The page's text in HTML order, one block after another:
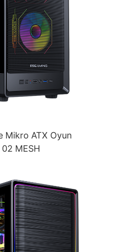
Mikro ATX Oyun
02 MESH